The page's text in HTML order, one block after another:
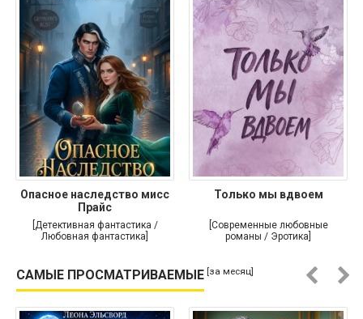
Опасное наследство мисс
Прайс
[Детективная фантастика /
Любовная фантастика]
Только мы вдвоем
[Современные любовные
романы / Эротика]
САМЫЕ ПРОСМАТРИВАЕМЫЕ [за месяц]